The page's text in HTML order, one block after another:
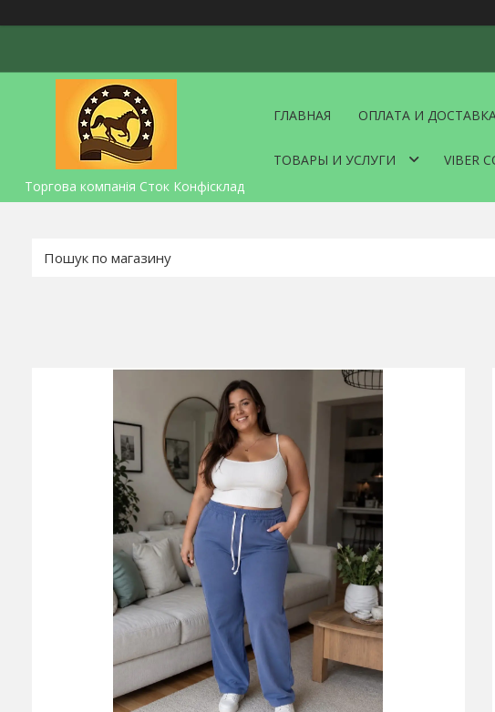
Торгова компанія Сток Конфісклад
ГЛАВНАЯ ОПЛАТА И
ТОВАРЫ И УСЛУГИ VIBER